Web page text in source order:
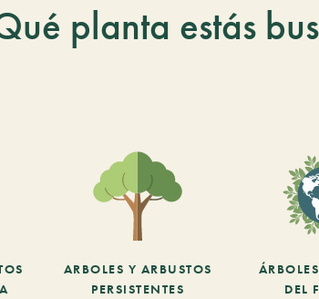
planta estás
ARBOLES Y ARBUSTOS
PERSISTENTES
DEL